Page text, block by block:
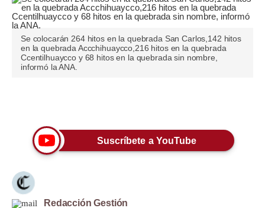
Pregunta de hoy
Blogs
Tendencias
Moda
Mundo
Se colocarán 264 hitos en la quebrada San Carlos,142 hitos
en la quebrada Accchihuaycco,216 hitos en la quebrada
Ccentilhuaycco y 68 hitos en la quebrada sin nombre,
informó la ANA.
Suscríbete a YouTube
Redacción Gestión